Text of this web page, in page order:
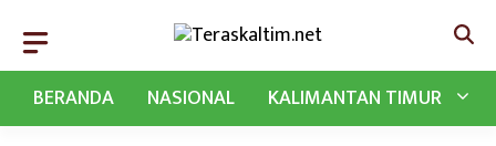
BERANDA
NASIONAL KALIMANTAN TIMUR